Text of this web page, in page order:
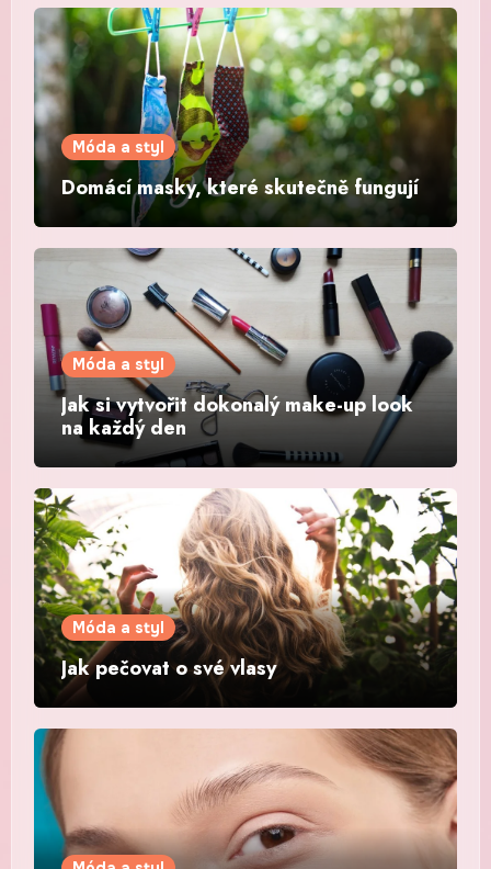
Móda a styl
Domácí masky, které skutečně fungují
Móda a styl
Jak si vytvořit dokonalý make-up look
na každý den
Móda a styl
Jak pečovat o své vlasy